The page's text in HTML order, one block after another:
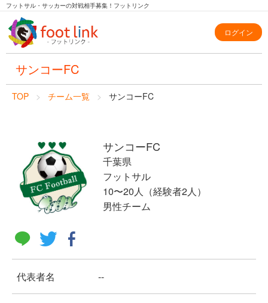
フットサル・サッカーの対戦相手募集！フットリンク
ログイン
サンコーFC
TOP チーム一覧 サンコーFC
サンコーFC
千葉県
フットサル
10〜20人（経験者2人）
男性チーム
代表者名 --